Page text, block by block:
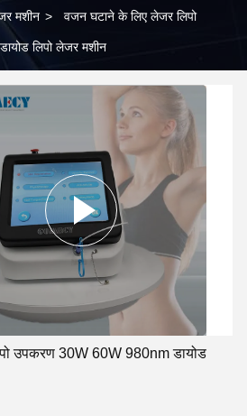
मशीन > वजन घटाने के लिए लेजर लिपो
लिपो लेजर मशीन
उपकरण 30W 60W 980nm डायोड